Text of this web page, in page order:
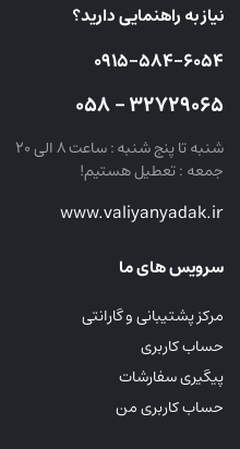
نیاز به راهنمایی دارید؟
۰۹۱۵-۵۸۴-۶۰۵۴
۳۲۷۲۹۰۶۵ – ۰۵۸
شنبه تا پنج شنبه : ساعت ۸ الی ۲۰
جمعه : تعطیل هستیم!
www.valiyanyadak.ir
سرویس های ما
مرکز پشتیبانی و گارانتی
حساب کاربری
پیگیری سفارشات
حساب کاربری من